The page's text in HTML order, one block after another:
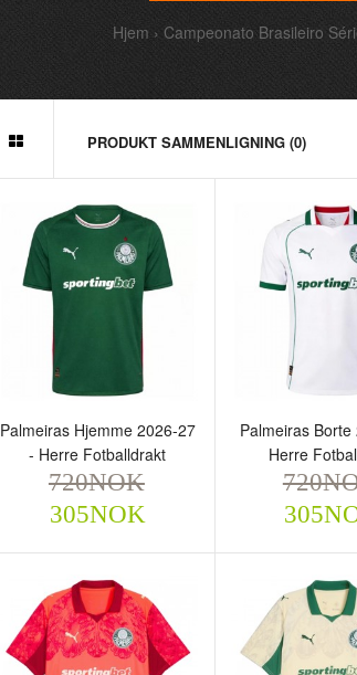
Hjem Campeonato Brasileiro
PRODUKT SAMMENLIGNING (0)
Palmeiras Hjemme 2026-
27 - Herre Fotballdrakt
720NOK 305NOK
Palmeiras
Herre
720NOK
Palmeiras Hjemme 2026-27
- Herre Fotballdrakt
720NOK
305NOK
Palmeiras
Herre